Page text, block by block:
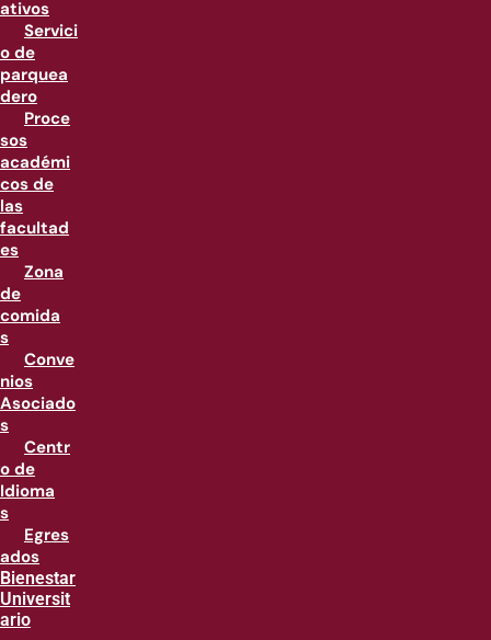
ativos
Servici
o de
parquea
dero
Proce
sos
académi
cos de
las
facultad
es
Zona
de
comida
s
Conve
nios
Asociado
s
Centr
o de
Idioma
s
Egres
ados
Bienestar
Universit
ario